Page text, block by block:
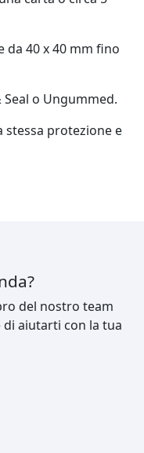
40 x 40 mm fino
o Ungummed.
stessa protezione e
del nostro team
aiutarti con la tua